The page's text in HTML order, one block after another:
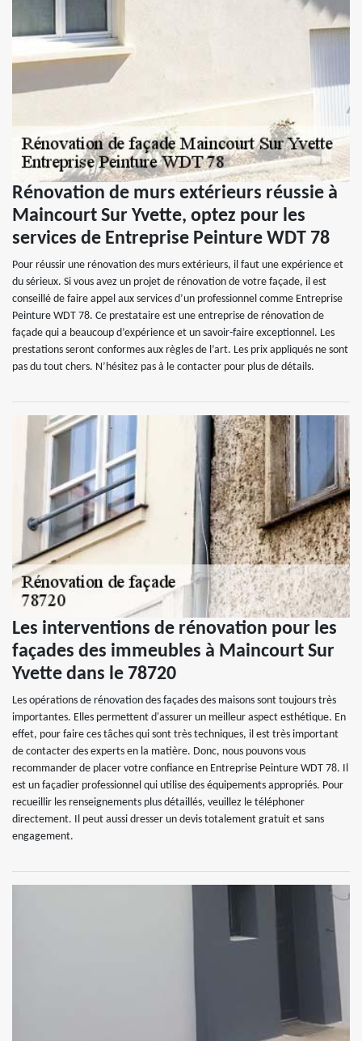
Rénovation de murs extérieurs réussie à
Maincourt Sur Yvette, optez pour les
services de Entreprise Peinture WDT 78
Pour réussir une rénovation des murs extérieurs, il faut une expérience et
du sérieux. Si vous avez un projet de rénovation de votre façade, il est
conseillé de faire appel aux services d’un professionnel comme Entreprise
Peinture WDT 78. Ce prestataire est une entreprise de rénovation de
façade qui a beaucoup d’expérience et un savoir-faire exceptionnel. Les
prestations seront conformes aux règles de l’art. Les prix appliqués ne sont
pas du tout chers. N’hésitez pas à le contacter pour plus de détails.
Les interventions de rénovation pour les
façades des immeubles à Maincourt Sur
Yvette dans le 78720
Les opérations de rénovation des façades des maisons sont toujours très
importantes. Elles permettent d'assurer un meilleur aspect esthétique. En
effet, pour faire ces tâches qui sont très techniques, il est très important
de contacter des experts en la matière. Donc, nous pouvons vous
recommander de placer votre confiance en Entreprise Peinture WDT 78. Il
est un façadier professionnel qui utilise des équipements appropriés. Pour
recueillir les renseignements plus détaillés, veuillez le téléphoner
directement. Il peut aussi dresser un devis totalement gratuit et sans
engagement.